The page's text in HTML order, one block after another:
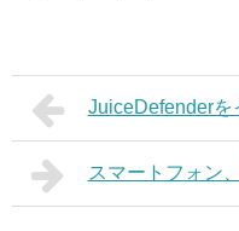
JuiceDefenderを
スマートフォン